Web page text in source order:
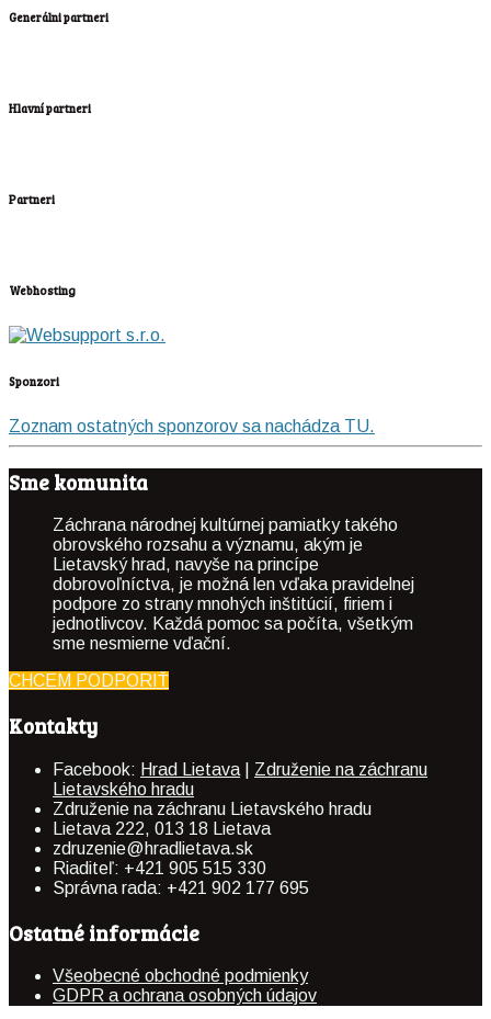
Generálni partneri
Hlavní partneri
Partneri
Webhosting
Sponzori
Zoznam ostatných sponzorov sa nachádza TU.
Sme komunita
Záchrana národnej kultúrnej pamiatky takého
obrovského rozsahu a významu, akým je
Lietavský hrad, navyše na princípe
dobrovoľníctva, je možná len vďaka pravidelnej
podpore zo strany mnohých inštitúcií, firiem i
jednotlivcov. Každá pomoc sa počíta, všetkým
sme nesmierne vďační.
CHCEM PODPORIŤ
Kontakty
Facebook: Hrad Lietava
Združenie na záchranu
Lietavského hradu
Združenie na záchranu Lietavského hradu
Lietava 222, 013 18 Lietava
zdruzenie@hradlietava.sk
Riaditeľ: +421 905 515 330
Správna rada: +421 902 177 695
Ostatné informácie
Všeobecné obchodné podmienky
GDPR a ochrana osobných údajov